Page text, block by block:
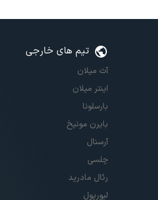
تیم های خارجی
آث میلان
اینتر میلان
بارسلونا
بایرن مونیخ
آرسنال
چلسی
رئال مادرید
لیورپول